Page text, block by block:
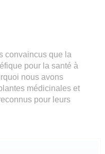
convaincus que la
pour la santé à
nous avons
médicinales et
pour leurs